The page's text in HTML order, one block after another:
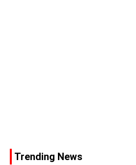
Trending News